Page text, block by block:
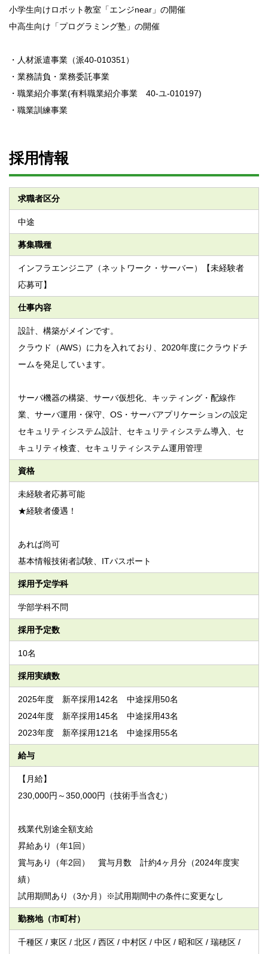
小学生向けロボット教室「エンジnear」の開催
中高生向け「プログラミング塾」の開催
・人材派遣事業（派40-010351）
・業務請負・業務委託事業
・職業紹介事業(有料職業紹介事業 40-ユ-010197)
・職業訓練事業
採用情報
求職者区分
中途
募集職種
インフラエンジニア（ネットワーク・サーバー）【未経験者
応募可】
仕事内容
設計、構築がメインです。
クラウド（AWS）に力を入れており、2020年度にクラウドチ
ームを発足しています。
サーバ機器の構築、サーバ仮想化、キッティング・配線作
業、サーバ運用・保守、OS・サーバアプリケーションの設定
セキュリティシステム設計、セキュリティシステム導入、セ
キュリティ検査、セキュリティシステム運用管理
資格
未経験者応募可能
★経験者優遇！
あれば尚可
基本情報技術者試験、ITパスポート
採用予定学科
学部学科不問
採用予定数
10名
採用実績数
2025年度 新卒採用142名 中途採用50名
2024年度 新卒採用145名 中途採用43名
2023年度 新卒採用121名 中途採用55名
給与
【月給】
230,000円～350,000円（技術手当含む）
残業代別途全額支給
昇給あり（年1回）
賞与あり（年2回） 賞与月数 計約4ヶ月分（2024年度実
績）
試用期間あり（3か月）※試用期間中の条件に変更なし
勤務地（市町村）
千種区 / 東区 / 北区 / 西区 / 中村区 / 中区 / 昭和区 / 瑞穂区 /